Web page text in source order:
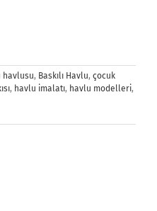
havlusu, Baskılı Havlu, çocuk
, havlu imalatı, havlu modelleri,